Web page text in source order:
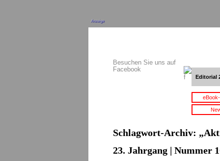
Anzeige
Besuchen Sie uns auf
Facebook
Editorial
Schlagwort-Archiv:
23. Jahrgang | Nummer